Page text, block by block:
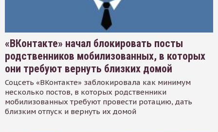
«ВКонтакте» начал блокировать посты
родственников мобилизованных, в которых
они требуют вернуть близких домой
Соцсеть «ВКонтакте» заблокировала как минимум
несколько постов, в которых родственники
мобилизованных требуют провести ротацию, дать
близким отпуск и вернуть их домой